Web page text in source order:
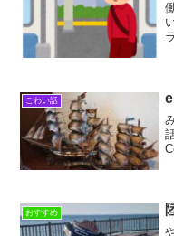
こわい話
おすすめ